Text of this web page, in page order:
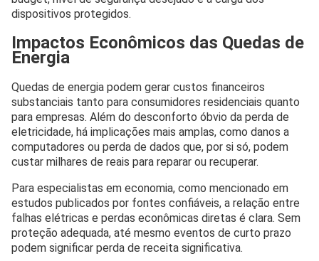
dispositivos protegidos.
Impactos Econômicos das Quedas de
Energia
Quedas de energia podem gerar custos financeiros
substanciais tanto para consumidores residenciais quanto
para empresas. Além do desconforto óbvio da perda de
eletricidade, há implicações mais amplas, como danos a
computadores ou perda de dados que, por si só, podem
custar milhares de reais para reparar ou recuperar.
Para especialistas em economia, como mencionado em
estudos publicados por fontes confiáveis, a relação entre
falhas elétricas e perdas econômicas diretas é clara. Sem
proteção adequada, até mesmo eventos de curto prazo
podem significar perda de receita significativa.